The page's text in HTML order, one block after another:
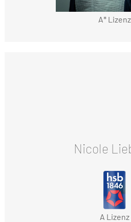
A* Lizenz
Nicole
A Lizenz